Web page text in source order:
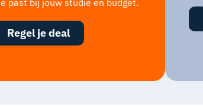
past bij jouw studie en budget.
Regel je deal